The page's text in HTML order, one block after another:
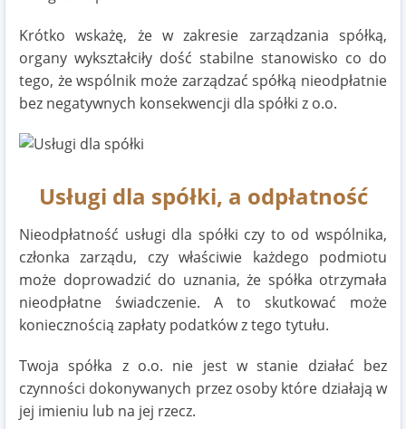
Krótko wskażę, że w zakresie zarządzania spółką,
organy wykształciły dość stabilne stanowisko co do
tego, że wspólnik może zarządzać spółką nieodpłatnie
bez negatywnych konsekwencji dla spółki z o.o.
Usługi dla spółki, a odpłatność
Nieodpłatność usługi dla spółki czy to od wspólnika,
członka zarządu, czy właściwie każdego podmiotu
może doprowadzić do uznania, że spółka otrzymała
nieodpłatne świadczenie. A to skutkować może
koniecznością zapłaty podatków z tego tytułu.
Twoja spółka z o.o. nie jest w stanie działać bez
czynności dokonywanych przez osoby które działają w
jej imieniu lub na jej rzecz.